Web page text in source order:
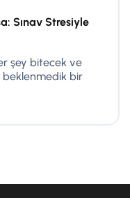
Sınav Stresiyle
şey bitecek ve
beklenmedik bir